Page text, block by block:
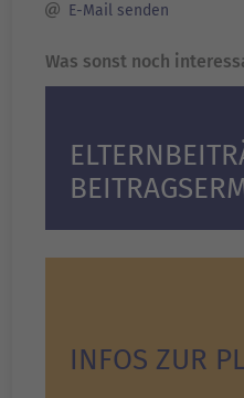
E-Mail senden
Was sonst noch
INFOS ZUR